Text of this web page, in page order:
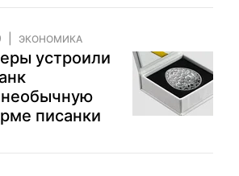
ЭКОНОМИКА
устроили
необычную
писанки